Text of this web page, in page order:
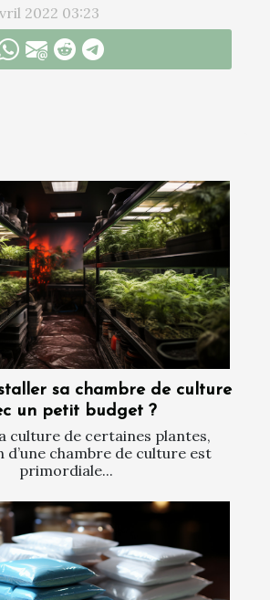
2022 03:23
sa chambre de culture
un petit budget ?
culture de certaines plantes,
d’une chambre de culture est
primordiale...